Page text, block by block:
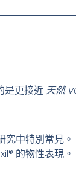
是更接近天然
中特別常見。
的物性表現。